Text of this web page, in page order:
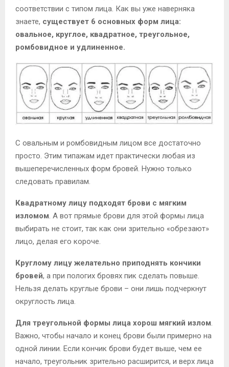
соответствии с типом лица. Как вы уже наверняка
знаете, существует 6 основных форм лица:
овальное, круглое, квадратное, треугольное,
ромбовидное и удлиненное.
С овальным и ромбовидным лицом все достаточно
просто. Этим типажам идет практически любая из
вышеперечисленных форм бровей. Нужно только
следовать правилам.
Квадратному лицу подходят брови с мягким
изломом. А вот прямые брови для этой формы лица
выбирать не стоит, так как они зрительно «обрезают»
лицо, делая его короче.
Круглому лицу желательно приподнять кончики
бровей, а при пологих бровях пик сделать повыше.
Нельзя делать круглые брови – они лишь подчеркнут
округлость лица.
Для треугольной формы лица хорош мягкий излом.
Важно, чтобы начало и конец брови были примерно на
одной линии. Если кончик брови будет выше, чем ее
начало, треугольник зрительно расширится, и верх лица